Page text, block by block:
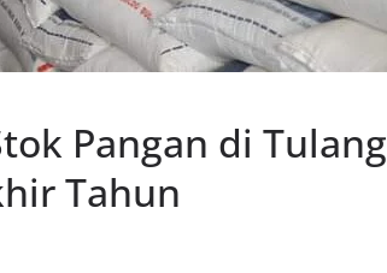
Pangan di Tulang
Tahun